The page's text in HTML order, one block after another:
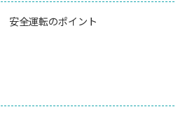
安全運転のポイント